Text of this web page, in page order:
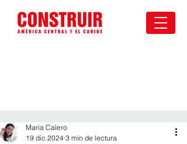
Maria Calero
19 dic 2024 3 min de lectura